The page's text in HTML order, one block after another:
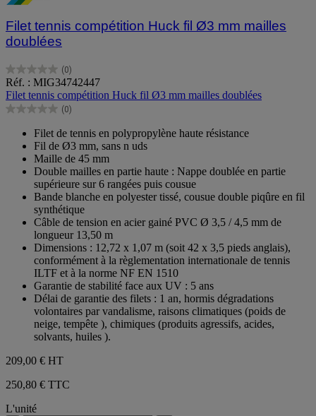
Filet tennis compétition Huck fil Ø3 mm mailles
doublées
(0)
0.0
sur
5
étoiles.
Réf. : MIG34742447
Filet tennis compétition Huck fil Ø3 mm mailles doublées
(0)
0.0
étoiles.
Filet de tennis en polypropylène haute résistance
Fil de Ø3 mm, sans n uds
Maille de 45 mm
Double mailles en partie haute : Nappe doublée en partie
supérieure sur 6 rangées puis cousue
Bande blanche en polyester tissé, cousue double piqûre en fil
synthétique
Câble de tension en acier gainé PVC Ø 3,5 / 4,5 mm de
longueur 13,50 m
Dimensions : 12,72 x 1,07 m (soit 42 x 3,5 pieds anglais),
conformément à la règlementation internationale de tennis
ILTF et à la norme NF EN 1510
Garantie de stabilité face aux UV : 5 ans
Délai de garantie des filets : 1 an, hormis dégradations
volontaires par vandalisme, raisons climatiques (poids de
neige, tempête ), chimiques (produits agressifs, acides,
solvants, huiles ).
209,00 € HT
250,80 € TTC
L'unité